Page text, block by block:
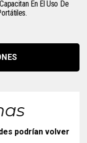
En El Uso De
podrían volver